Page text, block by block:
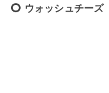
ウォッシュチーズ